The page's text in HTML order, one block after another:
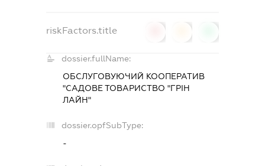
riskFactors.title
dossier.fullName:
ОБСЛУГОВУЮЧИЙ КООПЕРАТИВ
"САДОВЕ ТОВАРИСТВО "ГРІН
ЛАЙН"
dossier.opfSubType:
-